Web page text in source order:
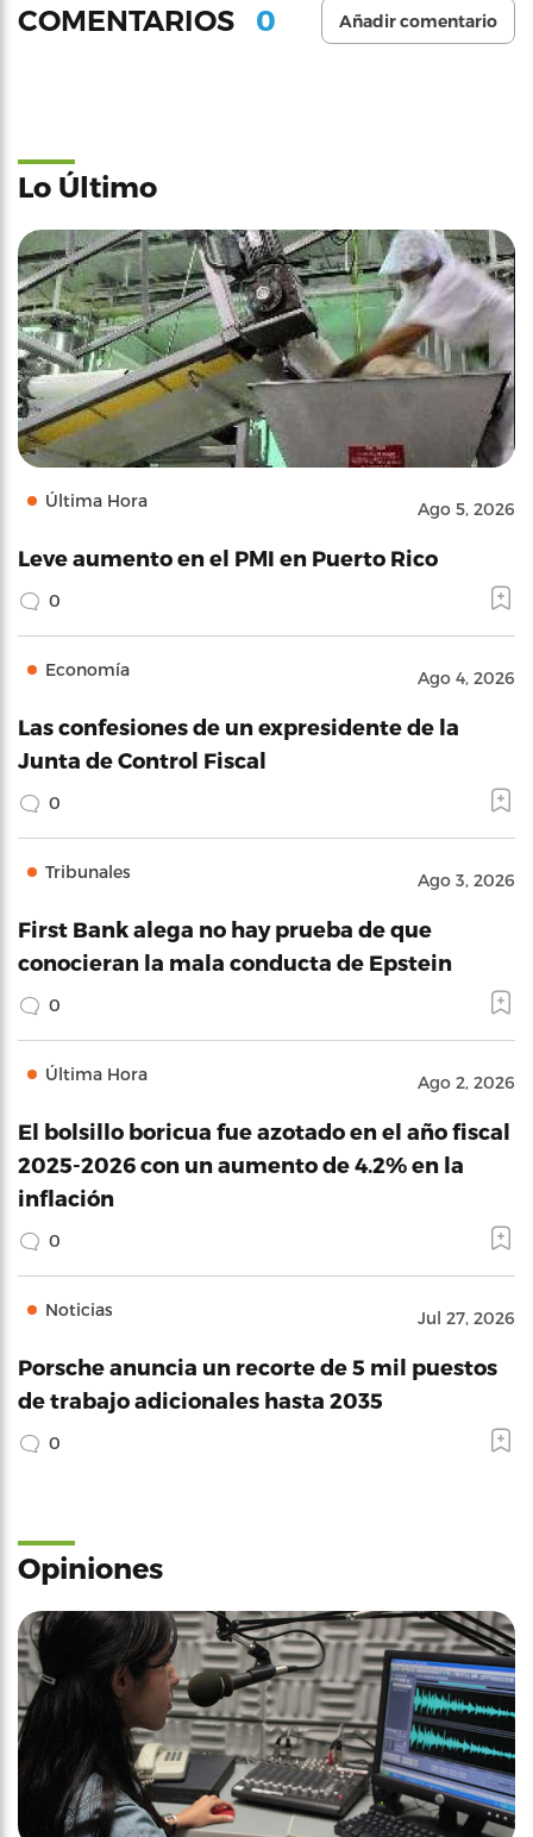
COMENTARIOS 0 Añadir comentario
Lo Último
Última Hora Ago 5, 2026
Leve aumento en el PMI en Puerto Rico
0
Economía Ago 4, 2026
Las confesiones de un expresidente de la
Junta de Control Fiscal
0
Tribunales Ago 3, 2026
First Bank alega no hay prueba de que
conocieran la mala conducta de Epstein
0
Última Hora Ago 2, 2026
El bolsillo boricua fue azotado en el año fiscal
2025-2026 con un aumento de 4.2% en la
inflación
0
Noticias Jul 27, 2026
Porsche anuncia un recorte de 5 mil puestos
de trabajo adicionales hasta 2035
0
Opiniones